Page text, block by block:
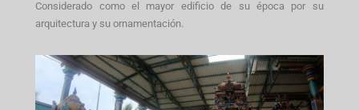
Considerado como el mayor edificio de su época por su
arquitectura y su ornamentación.